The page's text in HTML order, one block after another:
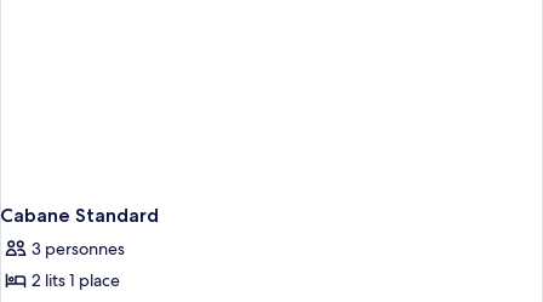
Cabane Standard
3 personnes
2 lits 1 place